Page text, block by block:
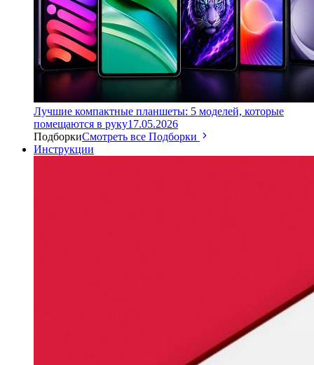
Лучшие компактные планшеты: 5 моделей, которые
помещаются в руку17.05.2026
ПодборкиСмотреть все Подборки
Инструкции